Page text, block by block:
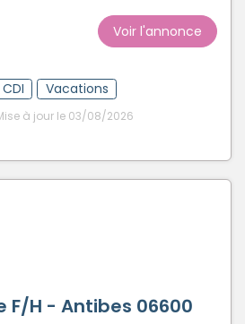
Voir l'annonce
CDI
Vacations
à jour le 03/08/2026
F/H - Antibes 06600